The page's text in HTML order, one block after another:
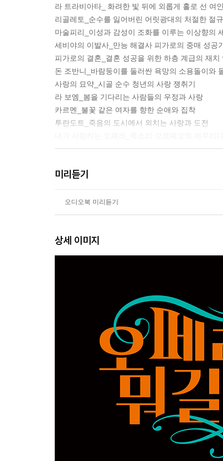
라 트라비아타_ 화려한 빛 뒤에 외롭게 홀로 선 여
리골레토_순수를 잃어버린 어릿광대의 처절한 절규
마술피리_이성과 감성이 조화를 이루는 이상향의
세비야의 이발사_만능 해결사 피가로의 중매 성공
피가로의 결혼_결혼 성공을 위한 하층 계급의 재치
돈 조반니_바람둥이를 둘러싼 욕망의 소용돌이와
사랑의 묘약_시골 순수 청년의 사랑 쟁취기
라 보엠_봄을 기다리는 사람들의 우정과 사랑
카르멘_불꽃 같은 여자를 향한 순애와 집착
투란도트_죽음의 도시에서 외치는 사랑과 도전
미리듣기
오디오북 미리듣기
상세 이미지